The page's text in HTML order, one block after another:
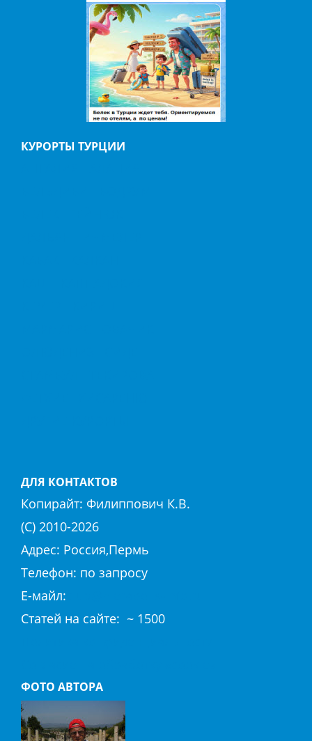
КУРОРТЫ ТУРЦИИ
ДЛЯ КОНТАКТОВ
Копирайт: Филиппович К.В.
(С) 2010-2026
Адрес: Россия,Пермь
Телефон: по запросу
E-майл:
Cтaтeй нa caйтe: ~ 1500
ФОТО АВТОРА